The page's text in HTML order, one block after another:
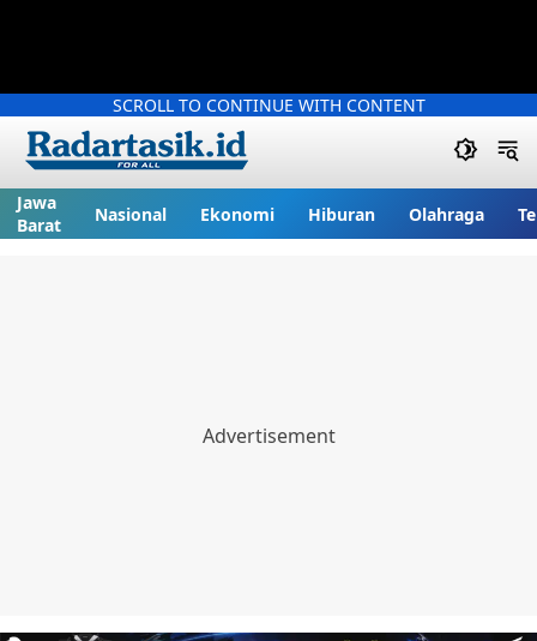
SCROLL TO CONTINUE WITH CONTENT
Jawa
Barat
Nasional Ekonomi Hiburan Olahraga